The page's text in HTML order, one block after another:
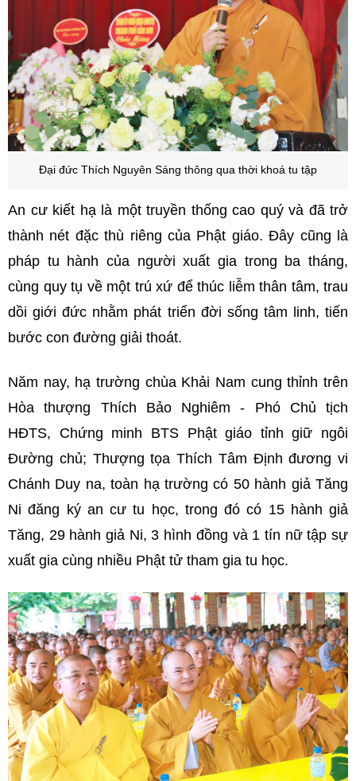
Đại đức Thích Nguyên Sáng thông qua thời khoá tu tập
An cư kiết hạ là một truyền thống cao quý và đã trở
thành nét đặc thù riêng của Phật giáo. Đây cũng là
pháp tu hành của người xuất gia trong ba tháng,
cùng quy tụ về một trú xứ để thúc liễm thân tâm, trau
dồi giới đức nhằm phát triển đời sống tâm linh, tiến
bước con đường giải thoát.
Năm nay, hạ trường chùa Khải Nam cung thỉnh trên
Hòa thượng Thích Bảo Nghiêm - Phó Chủ tịch
HĐTS, Chứng minh BTS Phật giáo tỉnh giữ ngôi
Đường chủ; Thượng tọa Thích Tâm Định đương vi
Chánh Duy na, toàn hạ trường có 50 hành giả Tăng
Ni đăng ký an cư tu học, trong đó có 15 hành giả
Tăng, 29 hành giả Ni, 3 hình đồng và 1 tín nữ tập sự
xuất gia cùng nhiều Phật tử tham gia tu học.